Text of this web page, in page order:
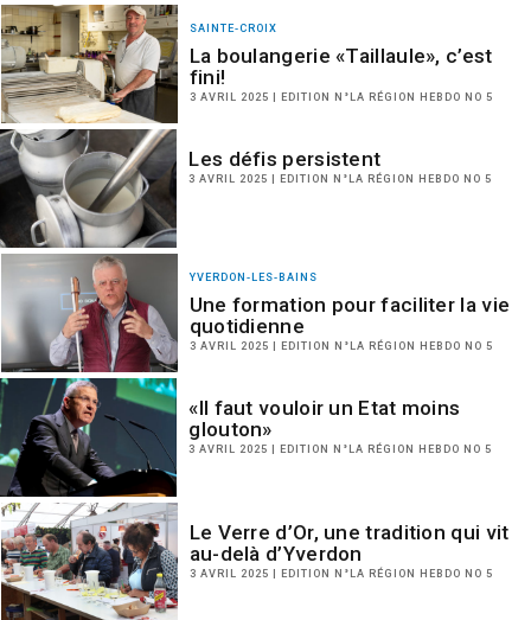
SAINTE-CROIX
La boulangerie «Taillaule», c’est
fini!
3 AVRIL 2025 | EDITION N°LA RÉGION HEBDO NO 5
Les défis persistent
3 AVRIL 2025 | EDITION N°LA RÉGION HEBDO NO 5
YVERDON-LES-BAINS
Une formation pour faciliter la vie
quotidienne
3 AVRIL 2025 | EDITION N°LA RÉGION HEBDO NO 5
«Il faut vouloir un Etat moins
glouton»
3 AVRIL 2025 | EDITION N°LA RÉGION HEBDO NO 5
Le Verre d’Or, une tradition qui vit
au-delà d’Yverdon
3 AVRIL 2025 | EDITION N°LA RÉGION HEBDO NO 5